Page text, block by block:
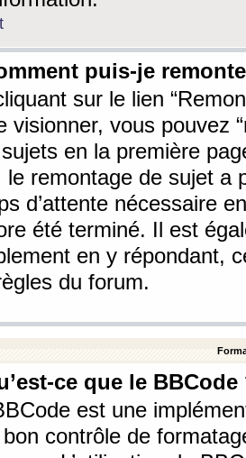
puis-je
sur le lien
visionner, vous pouvez
en la première
le remontage de sujet a
d’attente nécessaire
été terminé. Il est
en y répondant,
du forum.
ce que le BBCode
est une
contrôle de